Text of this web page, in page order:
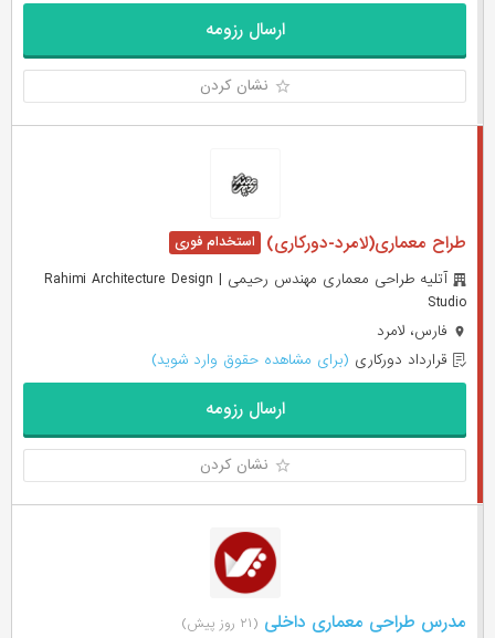
ارسال رزومه
نشان کردن
طراح معماری(لامرد-دورکاری)
آتلیه طراحی معماری مهندس رحیمی | Rahimi Architecture Design
Studio
فارس، لامرد
قرارداد دورکاری (برای مشاهده حقوق وارد شوید)
ارسال رزومه
نشان کردن
مدرس طراحی معماری داخلی (۲۱ روز پیش)